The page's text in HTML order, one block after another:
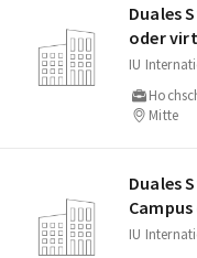
Duales
oder
IU
Mitte
Duales
IU